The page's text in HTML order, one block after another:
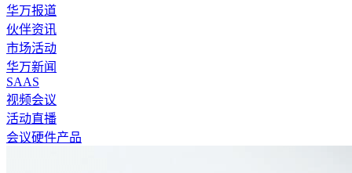
华万报道
伙伴资讯
市场活动
华万新闻
SAAS
视频会议
活动直播
会议硬件产品